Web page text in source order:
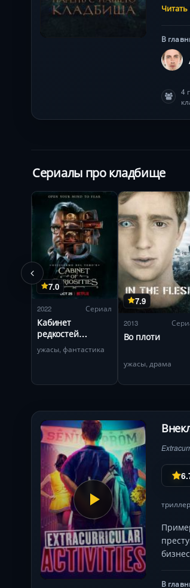
В
4
Сериалы про кладбище
7.0
2022 Сериал
Кабинет
редкостей
Гильермо дель
Торо
ужасы, фантастика
7.9
2013
Во плоти
ужасы, драма
триллер
В